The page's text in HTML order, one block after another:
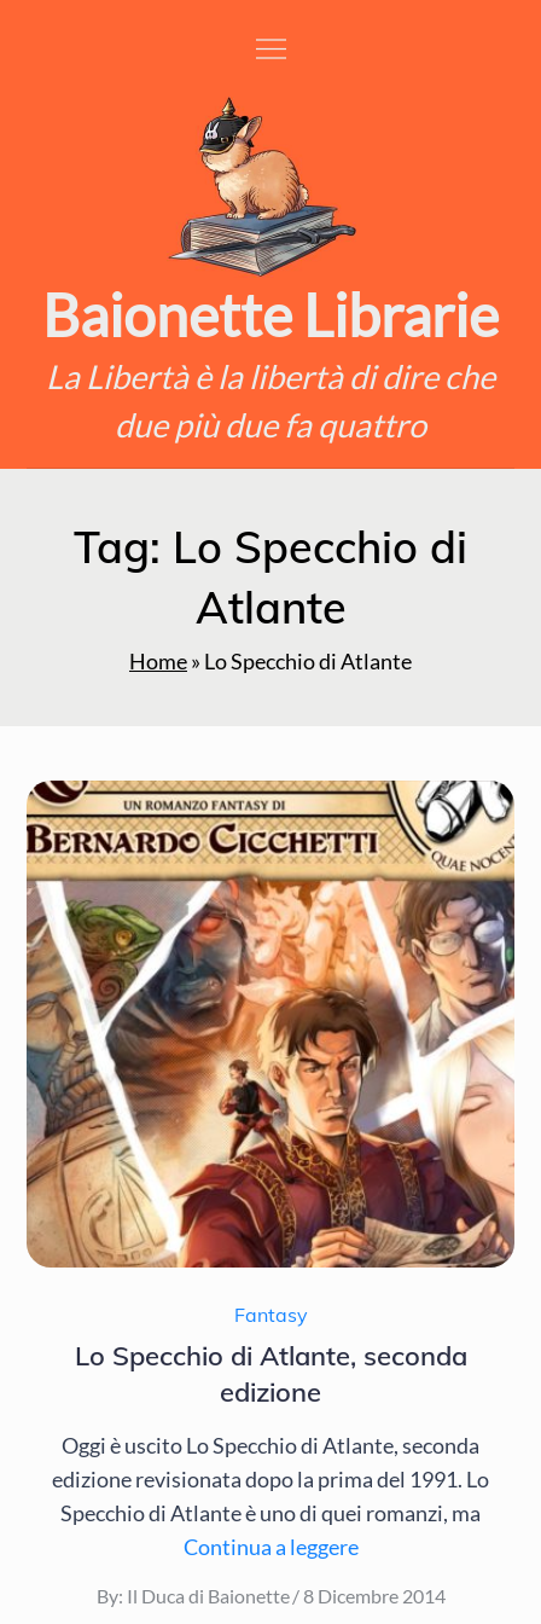
Baionette Librarie
La Libertà è la libertà di dire che
due più due fa quattro
Tag: Lo Specchio di
Atlante
Home» Lo Specchio di Atlante
Fantasy
Lo Specchio di Atlante, seconda
edizione
Oggi è uscito Lo Specchio di Atlante, seconda
edizione revisionata dopo la prima del 1991. Lo
Specchio di Atlante è uno di quei romanzi, ma
Continua a leggere
By: Il Duca di Baionette
Posted
8 Dicembre 2014